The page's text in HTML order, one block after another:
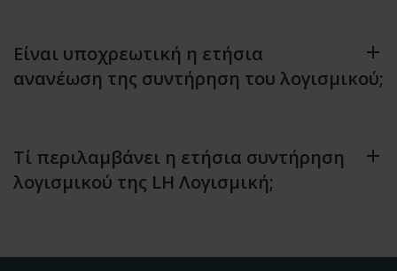
Είναι υποχρεωτική η ετήσια
ανανέωση της συντήρηση του λογισμικού;
Τί περιλαμβάνει η ετήσια συντήρηση
λογισμικού της LH Λογισμική;